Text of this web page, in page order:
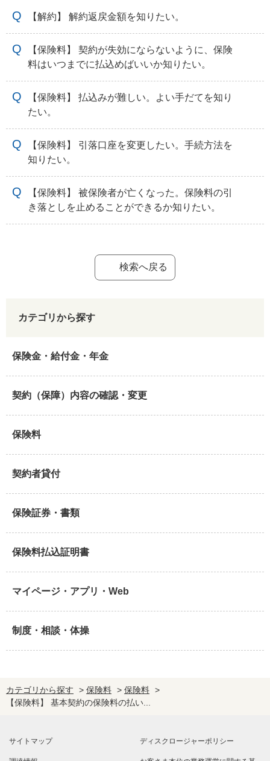
【解約】 解約返戻金額を知りたい。
【保険料】 契約が失効にならないように、保険
料はいつまでに払込めばいいか知りたい。
【保険料】 払込みが難しい。よい手だてを知り
たい。
【保険料】 引落口座を変更したい。手続方法を
知りたい。
【保険料】 被保険者が亡くなった。保険料の引
き落としを止めることができるか知りたい。
検索へ戻る
カテゴリから探す
保険金・給付金・年金
契約（保障）内容の確認・変更
保険料
契約者貸付
保険証券・書類
保険料払込証明書
マイページ・アプリ・Web
制度・相談・体操
カテゴリから探す > 保険料 > 保険料 >
【保険料】 基本契約の保険料の払い...
サイトマップ ディスクロージャーポリシー